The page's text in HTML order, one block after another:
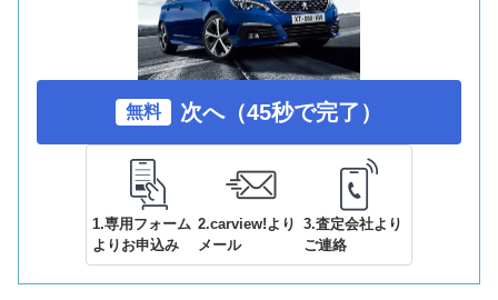
無料 次へ（45秒で完了）
1.専用フォーム
よりお申込み
2.carview!より
メール
3.査定会社より
ご連絡